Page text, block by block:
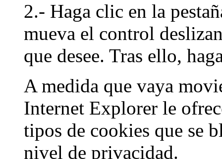
2.- Haga clic en la
mueva el control
que desee. Tras ello,
A medida que vaya
Internet Explorer le
tipos de cookies que se
nivel de privacidad.